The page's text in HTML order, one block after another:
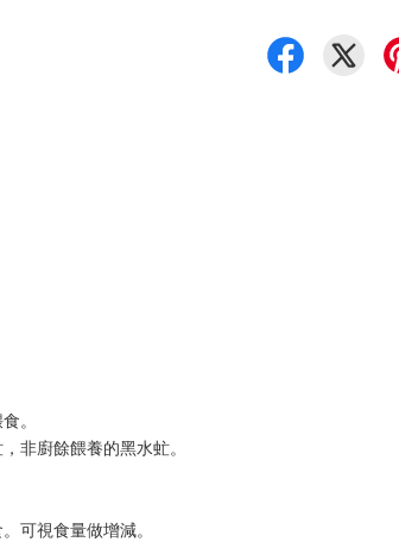
。
非廚餘餵養的黑水虻。
可視食量做增減。